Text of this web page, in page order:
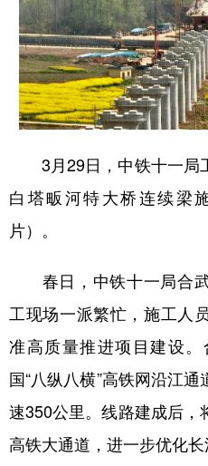
文化 书画
访谈 视频
法律 中央文件
食品 人居
学术中国 乡村振兴
城市 旅游
公益 一带一路
文化产业
地方频道
北京 天津
3月29日，中铁十一局
白塔畈河特大桥连续梁
片）。
春日，中铁十一局合武
工现场一派繁忙，施工人
准高质量推进项目建设
国“八纵八横”高铁网沿江
速350公里。线路建成后，
高铁大通道，进一步优化长